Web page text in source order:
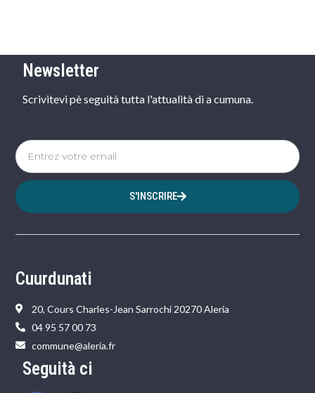
Newsletter
Scrivitevi pè seguità tutta l'attualità di a cumuna.
S'INSCRIRE
Cuurdunati
20, Cours Charles-Jean Sarrochi 20270 Aleria
04 95 57 00 73
commune@aleria.fr
Seguità ci